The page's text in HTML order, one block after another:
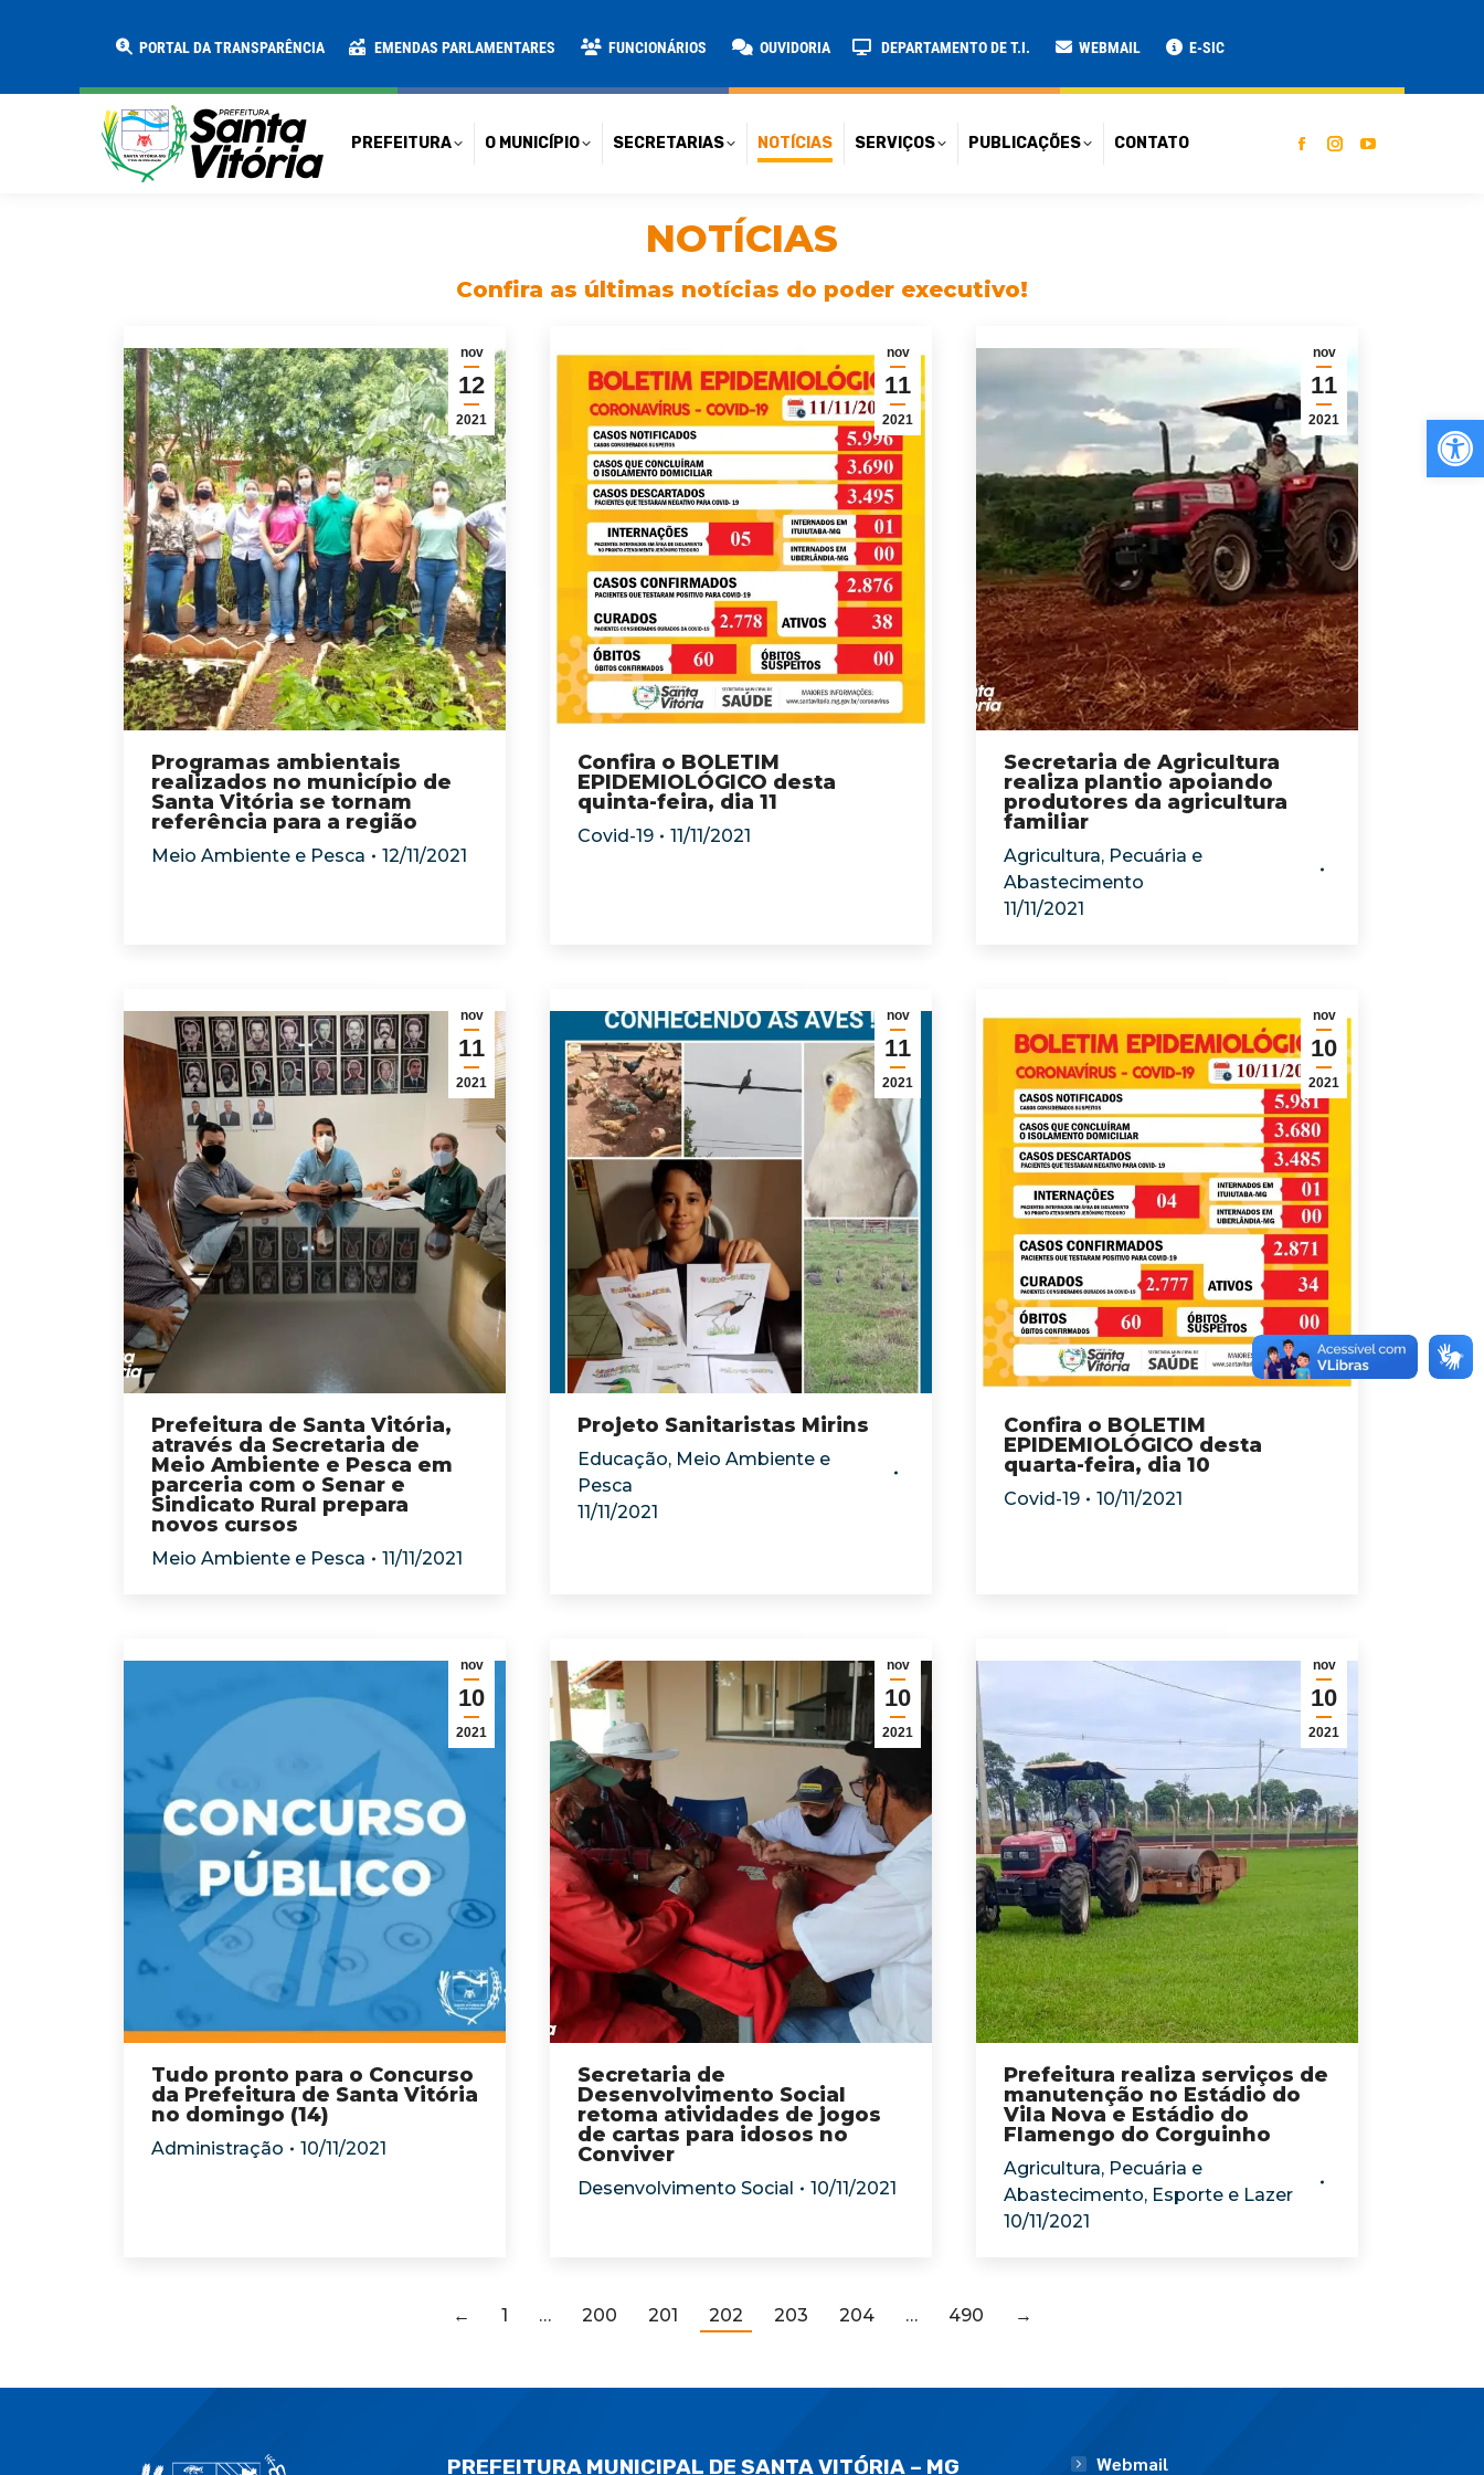
PORTAL DA TRANSPARÊNCIA EMENDAS PARLAMENTARES FUNCIONÁRIOS OUVIDORIA DEPARTAMENTO DE T.I. WEBMAIL E-SIC
PREFEITURA O MUNICÍPIO SECRETARIAS NOTÍCIAS SERVIÇOS PUBLICAÇÕES CONTATO
NOTÍCIAS
Confira as últimas notícias do poder executivo!
nov
12
2021
Programas ambientais
realizados no município de
Santa Vitória se tornam
referência para a região
Meio Ambiente e Pesca 12/11/2021
nov
11
2021
Confira o BOLETIM
EPIDEMIOLÓGICO desta
quinta-feira, dia 11
Covid-19 11/11/2021
nov
11
2021
Secretaria de Agricultura
realiza plantio apoiando
produtores da agricultura
familiar
Agricultura, Pecuária e
Abastecimento
11/11/2021
nov
11
2021
Prefeitura de Santa Vitória,
através da Secretaria de
Meio Ambiente e Pesca em
parceria com o Senar e
Sindicato Rural prepara
novos cursos
Meio Ambiente e Pesca 11/11/2021
nov
11
2021
Projeto Sanitaristas Mirins
Educação, Meio Ambiente e
Pesca
11/11/2021
nov
10
2021
Confira o BOLETIM
EPIDEMIOLÓGICO desta
quarta-feira, dia 10
Covid-19 10/11/2021
nov
10
2021
Tudo pronto para o Concurso
da Prefeitura de Santa Vitória
no domingo (14)
Administração 10/11/2021
nov
10
2021
Secretaria de
Desenvolvimento Social
retoma atividades de jogos
de cartas para idosos no
Conviver
Desenvolvimento Social 10/11/2021
nov
10
2021
Prefeitura realiza serviços de
manutenção no Estádio do
Vila Nova e Estádio do
Flamengo do Corguinho
Agricultura, Pecuária e
Abastecimento, Esporte e Lazer
10/11/2021
← 1 … 200 201 202 203 204 … 490 →
PREFEITURA MUNICIPAL DE SANTA VITÓRIA – MG Webmail